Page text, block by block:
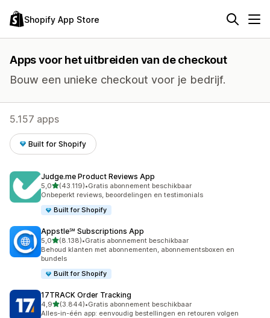
Shopify App Store
Apps voor het uitbreiden van de checkout
Bouw een unieke checkout voor je bedrijf.
5.157 apps
Built for Shopify
Judge.me Product Reviews App
5,0van 5 sterren
(43.119)
43119 recensies in totaal
•Gratis abonnement beschikbaar
Onbeperkt reviews, beoordelingen en testimonials
Built for Shopify
Appstle℠ Subscriptions App
5,0van 5 sterren
(8.138)
8138 recensies in totaal
•Gratis abonnement beschikbaar
Behoud klanten met abonnementen, abonnementsboxen en
bundels
Built for Shopify
17TRACK Order Tracking
4,9van 5 sterren
(3.844)
3844 recensies in totaal
•Gratis abonnement beschikbaar
Alles-in-één app: eenvoudig bestellingen en retouren volgen